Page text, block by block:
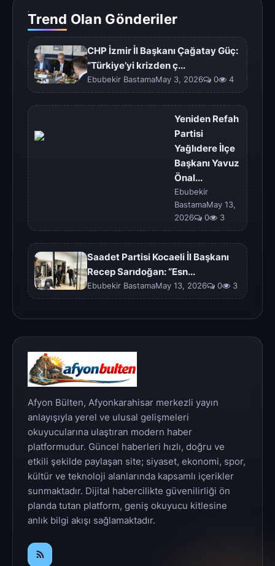
Trend Olan Gönderiler
CHP İzmir İl Başkanı Çağatay Güç:
“Türkiye’yi krizden ç...
Ebubekir BastamaMay 3, 2026 0 4
Yeniden Refah
Partisi
Yağlıdere İlçe
Başkanı Yavuz
Önal...
Ebubekir
BastamaMay 13,
2026
0 3
Saadet Partisi Kocaeli İl Başkanı
Recep Sarıdoğan: “Esn...
Ebubekir BastamaMay 13, 2026 0 3
Afyon Bülten, Afyonkarahisar merkezli yayın
anlayışıyla yerel ve ulusal gelişmeleri
okuyucularına ulaştıran modern haber
platformudur. Güncel haberleri hızlı, doğru ve
etkili şekilde paylaşan site; siyaset, ekonomi, spor,
kültür ve teknoloji alanlarında kapsamlı içerikler
sunmaktadır. Dijital habercilikte güvenilirliği ön
planda tutan platform, geniş okuyucu kitlesine
anlık bilgi akışı sağlamaktadır.